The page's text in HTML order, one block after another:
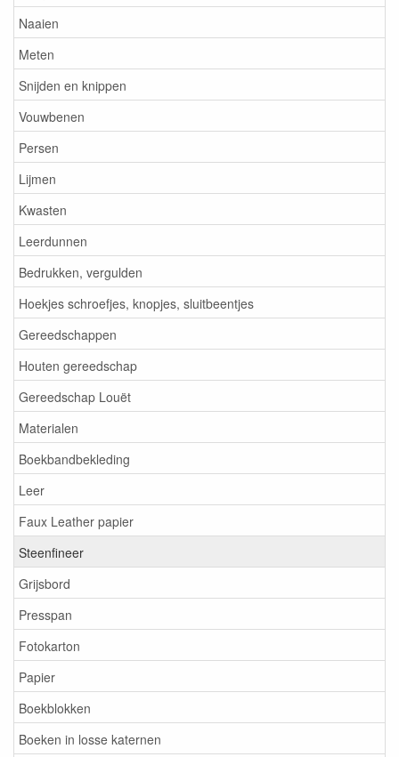
Naaien
Meten
Snijden en knippen
Vouwbenen
Persen
Lijmen
Kwasten
Leerdunnen
Bedrukken, vergulden
Hoekjes schroefjes, knopjes, sluitbeentjes
Gereedschappen
Houten gereedschap
Gereedschap Louët
Materialen
Boekbandbekleding
Leer
Faux Leather papier
Steenfineer
Grijsbord
Presspan
Fotokarton
Papier
Boekblokken
Boeken in losse katernen